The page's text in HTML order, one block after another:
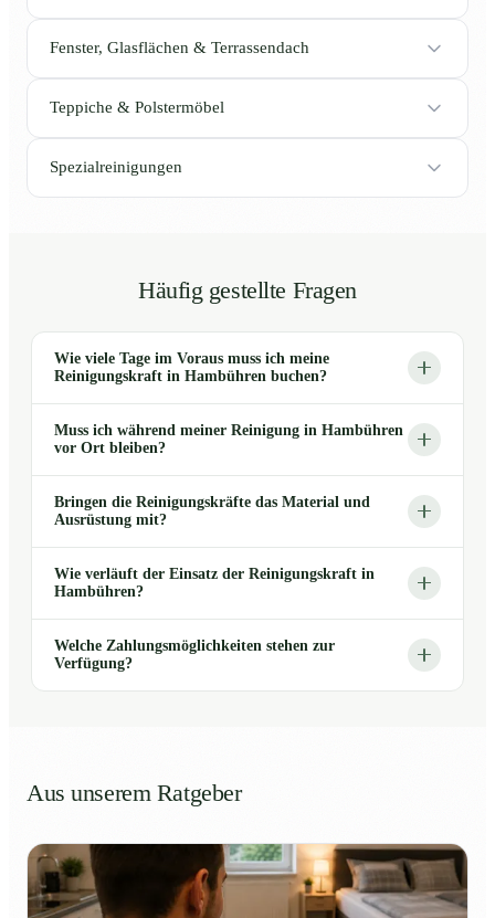
Fenster, Glasflächen & Terrassendach
Teppiche & Polstermöbel
Spezialreinigungen
Häufig gestellte Fragen
Wie viele Tage im Voraus muss ich meine
Reinigungskraft in Hambühren buchen?
Muss ich während meiner Reinigung in Hambühren
vor Ort bleiben?
Bringen die Reinigungskräfte das Material und
Ausrüstung mit?
Wie verläuft der Einsatz der Reinigungskraft in
Hambühren?
Welche Zahlungsmöglichkeiten stehen zur
Verfügung?
Aus unserem Ratgeber